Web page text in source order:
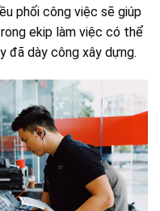
phối công việc sẽ giúp
ekip làm việc có thể
đã dày công xây dựng.